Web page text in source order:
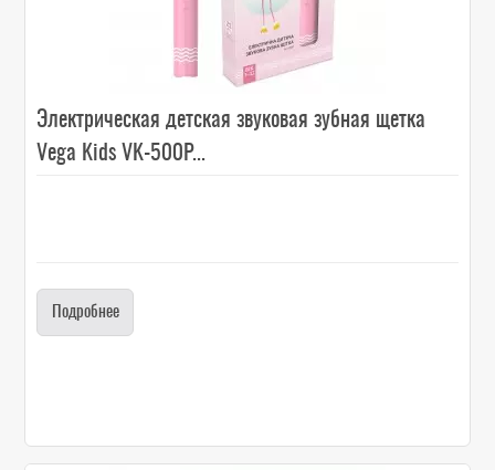
Электрическая детская звуковая зубная щетка
Vega Kids VK-500P...
Подробнее